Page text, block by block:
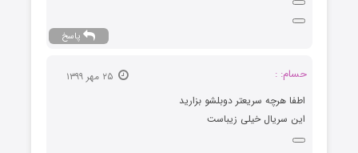
پاسخ
حسام: :
اطفا هرچه سریعتر دوبلشو بزارید
این سریال خیلی زیباست